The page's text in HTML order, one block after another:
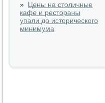
» Цены на столичные
кафе и рестораны
упали до исторического
минимума